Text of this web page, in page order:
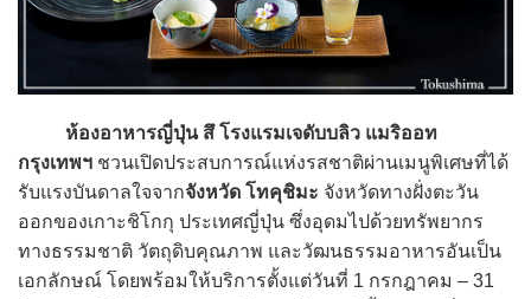
ห้องอาหารญี่ปุ่น สึ โรงแรมเจดับบลิว แมริออท
กรุงเทพฯ ชวนเปิดประสบการณ์แห่งรสชาติผ่านเมนูพิเศษที่ได้
รับแรงบันดาลใจจากจังหวัด โทคุชิมะ จังหวัดทางฝั่งตะวัน
ออกของเกาะชิโกกุ ประเทศญี่ปุ่น ซึ่งอุดมไปด้วยทรัพยากร
ทางธรรมชาติ วัตถุดิบคุณภาพ และวัฒนธรรมอาหารอันเป็น
เอกลักษณ์ โดยพร้อมให้บริการตั้งแต่วันที่ 1 กรกฎาคม – 31